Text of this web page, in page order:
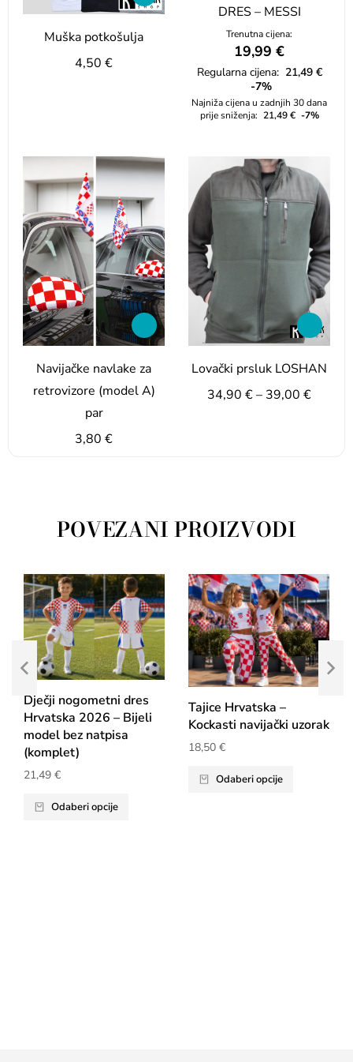
Muška potkošulja
4,50 €
DRES – MESSI
Trenutna cijena:
19,99 €
Regularna cijena: 21,49 €
-7%
Najniža cijena u zadnjih 30 dana
prije sniženja: 21,49€ -7%
Navijačke navlake za
retrovizore (model A)
par
3,80 €
Lovački prsluk LOSHAN
34,90 €– 39,00 €
POVEZANI PROIZVODI
Dječji nogometni dres
Hrvatska 2026 – Bijeli
model bez natpisa
(komplet)
21,49 €
Odaberi opcije
Tajice Hrvatska –
Kockasti navijački uzorak
18,50 €
Odaberi opcije